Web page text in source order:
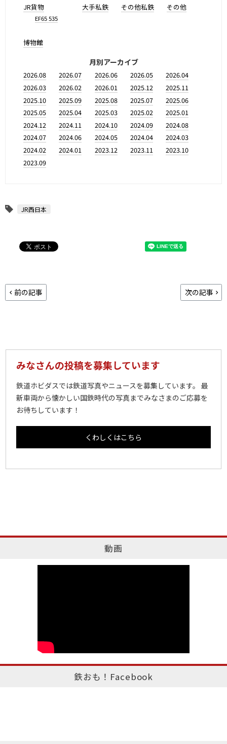
JR貨物
EF65 535
大手私鉄 その他私鉄 その他
博物館
月別アーカイブ
2026.08 2026.07 2026.06 2026.05
2026.04
2026.03
2026.02 2026.01 2025.12
2025.11
2025.10
2025.09 2025.08 2025.07
2025.06
2025.05
2025.04 2025.03 2025.02
2025.01
2024.12
2024.11 2024.10 2024.09
2024.08
2024.07
2024.06 2024.05 2024.04
2024.03
2024.02
2024.01 2023.12 2023.11
2023.10
2023.09
JR西日本
前の記事 次の記事
みなさんの投稿を募集しています
鉄道ホビダスでは鉄道写真やニュースを募集しています。 最
新車両から懐かしい国鉄時代の写真までみなさまのご応募を
お待ちしています！
くわしくはこちら
動画
鉄おも！Facebook